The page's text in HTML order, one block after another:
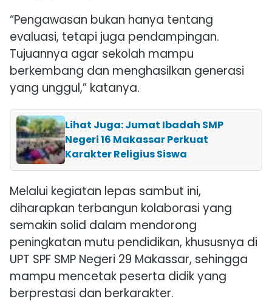
“Pengawasan bukan hanya tentang
evaluasi, tetapi juga pendampingan.
Tujuannya agar sekolah mampu
berkembang dan menghasilkan generasi
yang unggul,” katanya.
Lihat Juga: Jumat Ibadah SMP
Negeri 16 Makassar Perkuat
Karakter Religius Siswa
Melalui kegiatan lepas sambut ini,
diharapkan terbangun kolaborasi yang
semakin solid dalam mendorong
peningkatan mutu pendidikan, khususnya di
UPT SPF SMP Negeri 29 Makassar, sehingga
mampu mencetak peserta didik yang
berprestasi dan berkarakter.